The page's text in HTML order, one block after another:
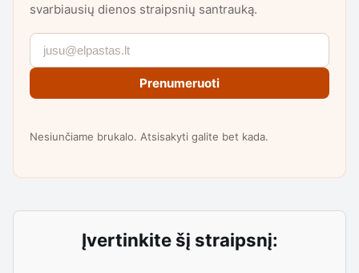
svarbiausių dienos straipsnių santrauką.
Prenumeruoti
Nesiunčiame brukalo. Atsisakyti galite bet kada.
Įvertinkite šį straipsnį: